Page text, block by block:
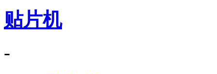
贴片机
-